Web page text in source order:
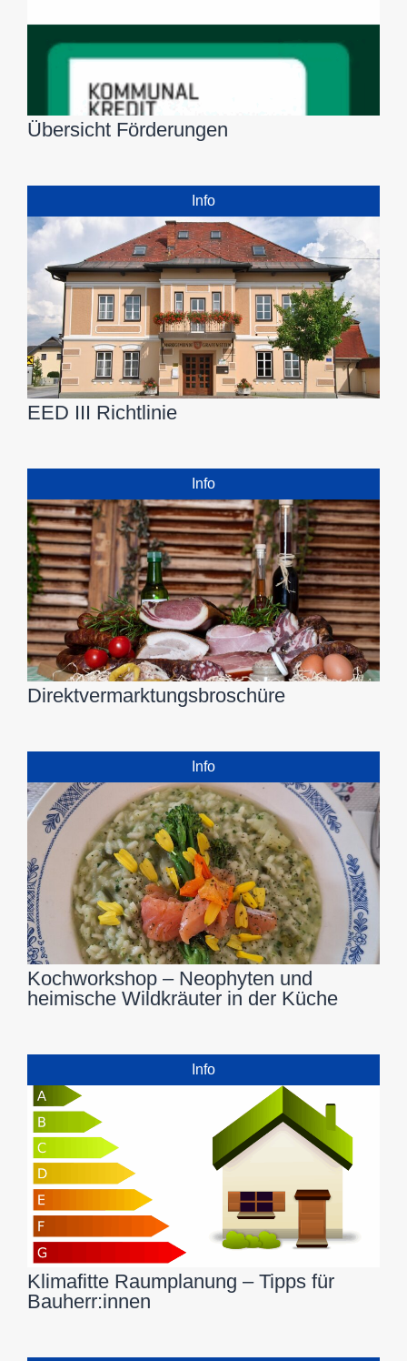
Übersicht Förderungen
Info
EED III Richtlinie
Info
Direktvermarktungsbroschüre
Info
Kochworkshop – Neophyten und
heimische Wildkräuter in der Küche
Info
Klimafitte Raumplanung – Tipps für
Bauherr:innen